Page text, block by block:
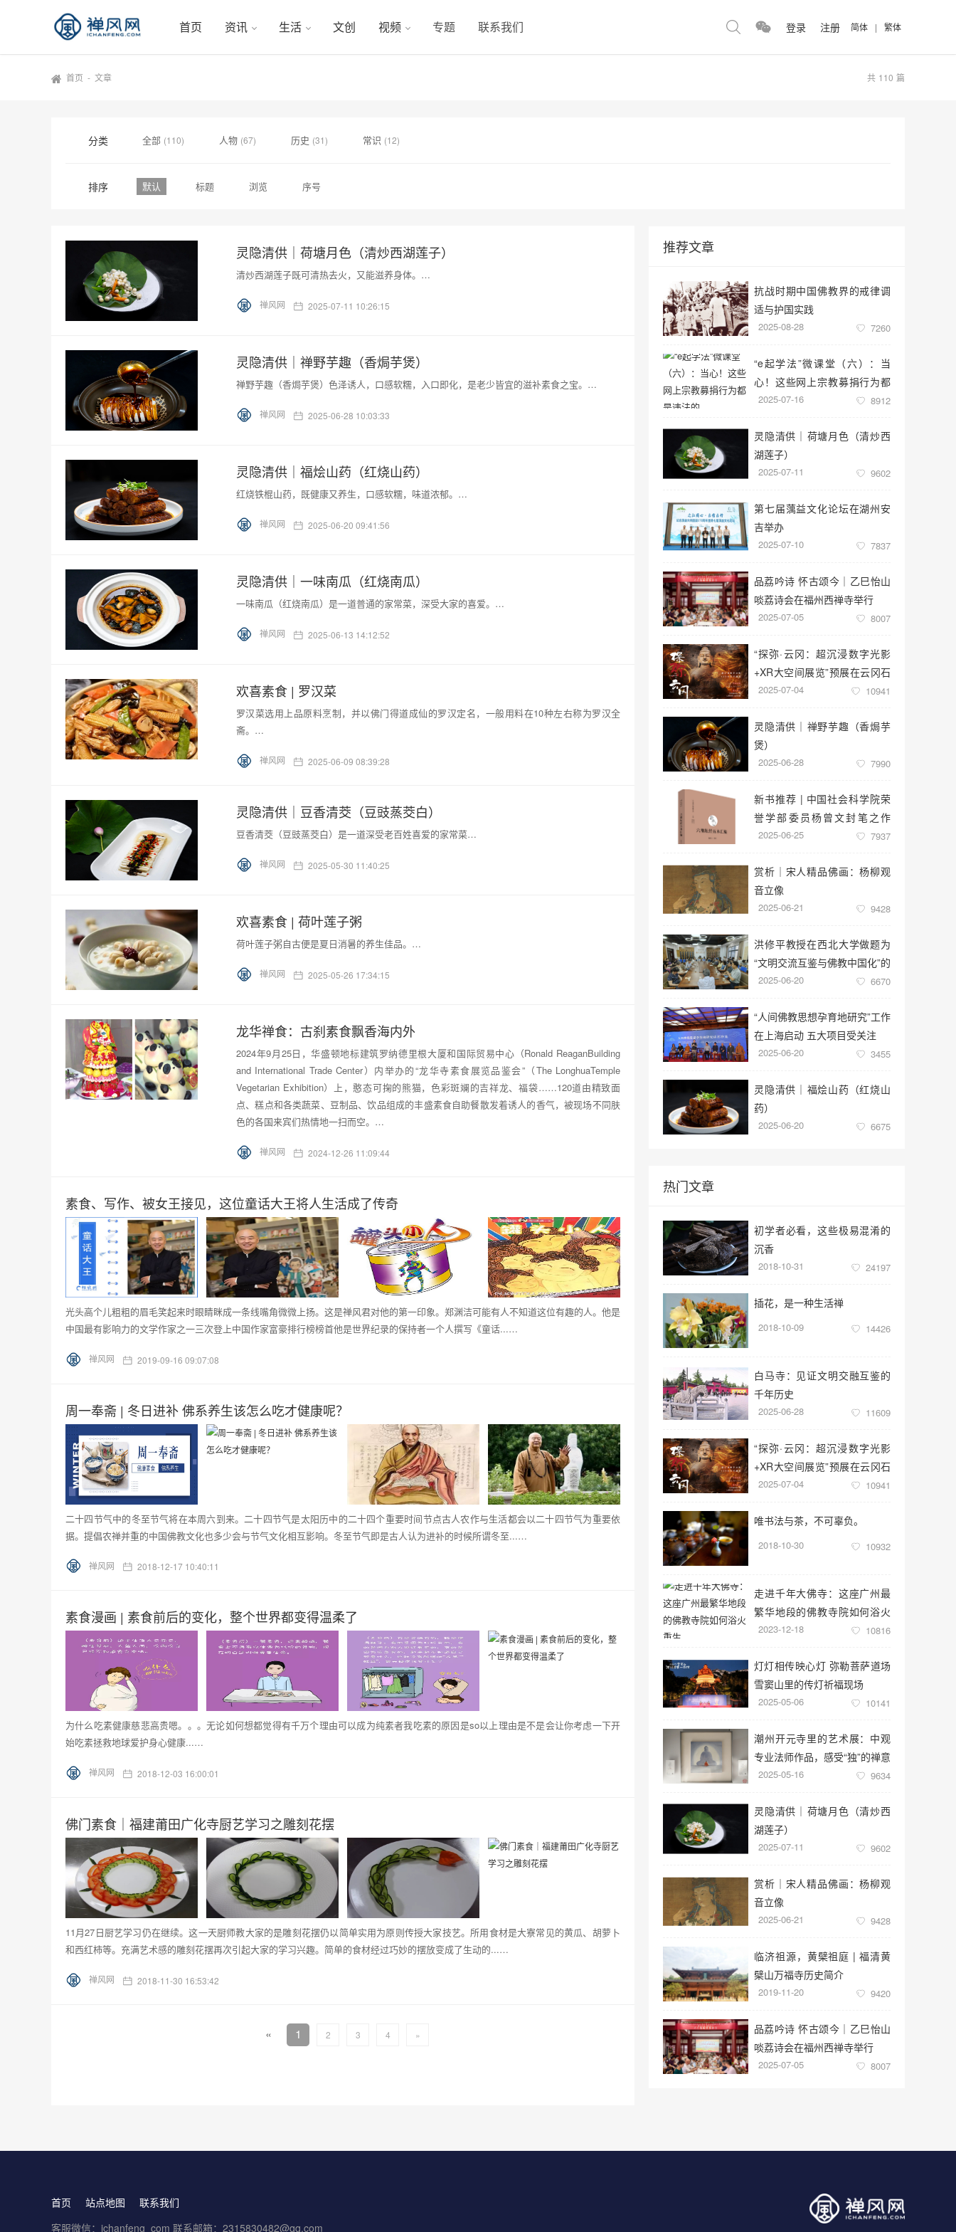
首页 资讯 生活 文创 视频 专题 联系我们 登录 注册 简体 | 繁体
首页 - 文章 共 110 篇
分类 全部 (110) 人物 (67) 历史 (31) 常识 (12)
排序 默认 标题 浏览 序号
灵隐清供｜​荷塘月色（清炒西湖莲子）
清炒西湖莲子既可清热去火，又能滋养身体。…
禅风网 2025-07-11 10:26:15
灵隐清供｜​禅野芋趣（香焗芋煲）
禅野芋趣（香焗芋煲）色泽诱人，口感软糯，入口即化，是老少皆宜的滋补素食之宝。…
禅风网 2025-06-28 10:03:33
灵隐清供｜​福烩山药（红烧山药）
红烧铁棍山药，既健康又养生，口感软糯，味道浓郁。…
禅风网 2025-06-20 09:41:56
灵隐清供｜​一味南瓜（红烧南瓜）
一味南瓜（红烧南瓜）是一道普通的家常菜，深受大家的喜爱。…
禅风网 2025-06-13 14:12:52
欢喜素食 | 罗汉菜
罗汉菜选用上品原料烹制，并以佛门得道成仙的罗汉定名，一般用料在10种左右称为罗汉全
斋。…
禅风网 2025-06-09 08:39:28
灵隐清供｜豆香清茭（豆豉蒸茭白）
豆香清茭（豆豉蒸茭白）是一道深受老百姓喜爱的家常菜…
禅风网 2025-05-30 11:40:25
欢喜素食 | 荷叶莲子粥
荷叶莲子粥自古便是夏日消暑的养生佳品。…
禅风网 2025-05-26 17:34:15
龙华禅食：古刹素食飘香海内外
2024年9月25日，华盛顿地标建筑罗纳德里根大厦和国际贸易中心（Ronald ReaganBuilding
and International Trade Center）内举办的“龙华寺素食展览品鉴会”（The LonghuaTemple
Vegetarian Exhibition）上，憨态可掬的熊猫，色彩斑斓的吉祥龙、福袋……120道由精致面
点、糕点和各类蔬菜、豆制品、饮品组成的丰盛素食自助餐散发着诱人的香气，被现场不同肤
色的各国来宾们热情地一扫而空。…
禅风网 2024-12-26 11:09:44
素食、写作、被女王接见，这位童话大王将人生活成了传奇
光头高个儿粗粗的眉毛笑起来时眼睛眯成一条线嘴角微微上扬。这是禅风君对他的第一印象。郑渊洁可能有人不知道这位有趣的人。他是
中国最有影响力的文学作家之一三次登上中国作家富豪排行榜榜首他是世界纪录的保持者一个人撰写《童话...…
禅风网 2019-09-16 09:07:08
周一奉斋 | 冬日进补 佛系养生该怎么吃才健康呢？
二十四节气中的冬至节气将在本周六到来。二十四节气是太阳历中的二十四个重要时间节点古人农作与生活都会以二十四节气为重要依
据。提倡农禅并重的中国佛教文化也多少会与节气文化相互影响。冬至节气即是古人认为进补的时候所谓冬至...…
禅风网 2018-12-17 10:40:11
素食漫画 | 素食前后的变化，整个世界都变得温柔了
为什么吃素健康慈悲高贵嗯。。。无论如何想都觉得有千万个理由可以成为纯素者我吃素的原因是so以上理由是不是会让你考虑一下开
始吃素拯救地球爱护身心健康...…
禅风网 2018-12-03 16:00:01
佛门素食｜福建莆田广化寺厨艺学习之雕刻花摆
11月27日厨艺学习仍在继续。这一天厨师教大家的是雕刻花摆仍以简单实用为原则传授大家技艺。所用食材是大寮常见的黄瓜、胡萝卜
和西红柿等。充满艺术感的雕刻花摆再次引起大家的学习兴趣。简单的食材经过巧妙的摆放变成了生动的...…
禅风网 2018-11-30 16:53:42
« 1 2 3 4 »
推荐文章
抗战时期中国佛教界的戒律调
适与护国实践
2025-08-28 7260
“e起学法”微课堂（六）：当
心！这些网上宗教募捐行为都
是违法的
2025-07-16 8912
灵隐清供｜​荷塘月色（清炒西
湖莲子）
2025-07-11 9602
第七届蕅益文化论坛在湖州安
吉举办
2025-07-10 7837
品荔吟诗 怀古颂今｜乙巳怡山
啖荔诗会在福州西禅寺举行
2025-07-05 8007
“探弥·云冈：超沉浸数字光影
+XR大空间展览”预展在云冈石
窟云冈美术馆启幕
2025-07-04 10941
灵隐清供｜​禅野芋趣（香焗芋
煲）
2025-06-28 7990
新书推荐 | 中国社会科学院荣
誉学部委员杨曾文封笔之作
《六祖坛经五本汇编》
2025-06-25 7937
赏析｜宋人精品佛画：杨柳观
音立像
2025-06-21 9428
洪修平教授在西北大学做题为
“文明交流互鉴与佛教中国化”的
学术讲座
2025-06-20 6670
“人间佛教思想孕育地研究”工作
在上海启动 五大项目受关注
2025-06-20 3455
灵隐清供｜​福烩山药（红烧山
药）
2025-06-20 6675
热门文章
初学者必看，这些极易混淆的
沉香
2018-10-31 24197
插花，是一种生活禅
2018-10-09 14426
白马寺：见证文明交融互鉴的
千年历史
2025-06-28 11609
“探弥·云冈：超沉浸数字光影
+XR大空间展览”预展在云冈石
窟云冈美术馆启幕
2025-07-04 10941
唯书法与茶，不可辜负。
2018-10-30 10932
走进千年大佛寺：这座广州最
繁华地段的佛教寺院如何浴火
重生
2023-12-18 10816
灯灯相传映心灯 弥勒菩萨道场
雪窦山里的传灯祈福现场
2025-05-06 10141
潮州开元寺里的艺术展：中观
专业法师作品，感受“独”的禅意
世界
2025-05-16 9634
灵隐清供｜​荷塘月色（清炒西
湖莲子）
2025-07-11 9602
赏析｜宋人精品佛画：杨柳观
音立像
2025-06-21 9428
临济祖源，黄檗祖庭 | 福清黄
檗山万福寺历史简介
2019-11-20 9420
品荔吟诗 怀古颂今｜乙巳怡山
啖荔诗会在福州西禅寺举行
2025-07-05 8007
首页 站点地图
联系我们
客服微信：ichanfeng_com 联系邮箱：2315830482@qq.com